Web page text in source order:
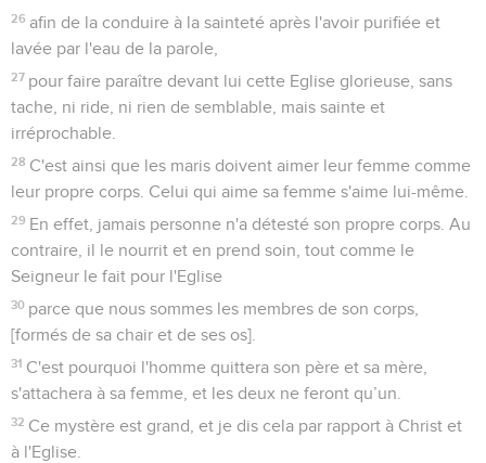
26 afin de la conduire à la sainteté après l'avoir purifiée et
lavée par l'eau de la parole,
27 pour faire paraître devant lui cette Eglise glorieuse, sans
tache, ni ride, ni rien de semblable, mais sainte et
irréprochable.
28 C'est ainsi que les maris doivent aimer leur femme comme
leur propre corps. Celui qui aime sa femme s'aime lui-même.
29 En effet, jamais personne n'a détesté son propre corps. Au
contraire, il le nourrit et en prend soin, tout comme le
Seigneur le fait pour l'Eglise
30 parce que nous sommes les membres de son corps,
[formés de sa chair et de ses os].
31 C'est pourquoi l'homme quittera son père et sa mère,
s'attachera à sa femme, et les deux ne feront qu’un.
32 Ce mystère est grand, et je dis cela par rapport à Christ et
à l'Eglise.